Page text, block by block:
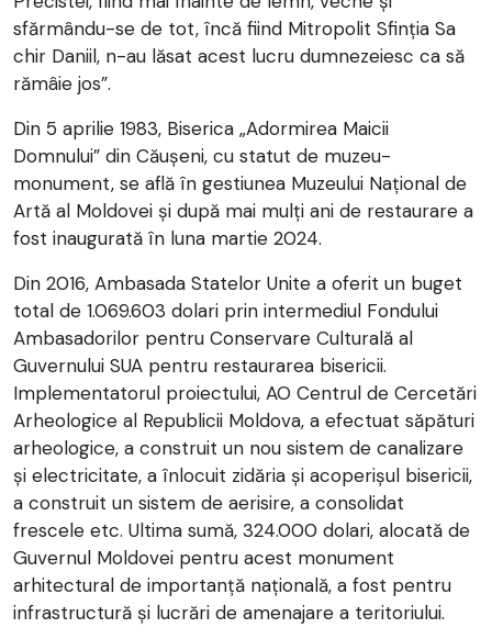
sfărmându-se de tot, încă fiind Mitropolit Sfinția Sa
chir Daniil, n-au lăsat acest lucru dumnezeiesc ca să
rămâie jos”.
Din 5 aprilie 1983, Biserica „Adormirea Maicii
Domnului” din Căușeni, cu statut de muzeu-
monument, se află în gestiunea Muzeului Național de
Artă al Moldovei și după mai mulți ani de restaurare a
fost inaugurată în luna martie 2024.
Din 2016, Ambasada Statelor Unite a oferit un buget
total de 1.069.603 dolari prin intermediul Fondului
Ambasadorilor pentru Conservare Culturală al
Guvernului SUA pentru restaurarea bisericii.
Implementatorul proiectului, AO Centrul de Cercetări
Arheologice al Republicii Moldova, a efectuat săpături
arheologice, a construit un nou sistem de canalizare
și electricitate, a înlocuit zidăria și acoperișul bisericii,
a construit un sistem de aerisire, a consolidat
frescele etc. Ultima sumă, 324.000 dolari, alocată de
Guvernul Moldovei pentru acest monument
arhitectural de importanță națională, a fost pentru
infrastructură și lucrări de amenajare a teritoriului.